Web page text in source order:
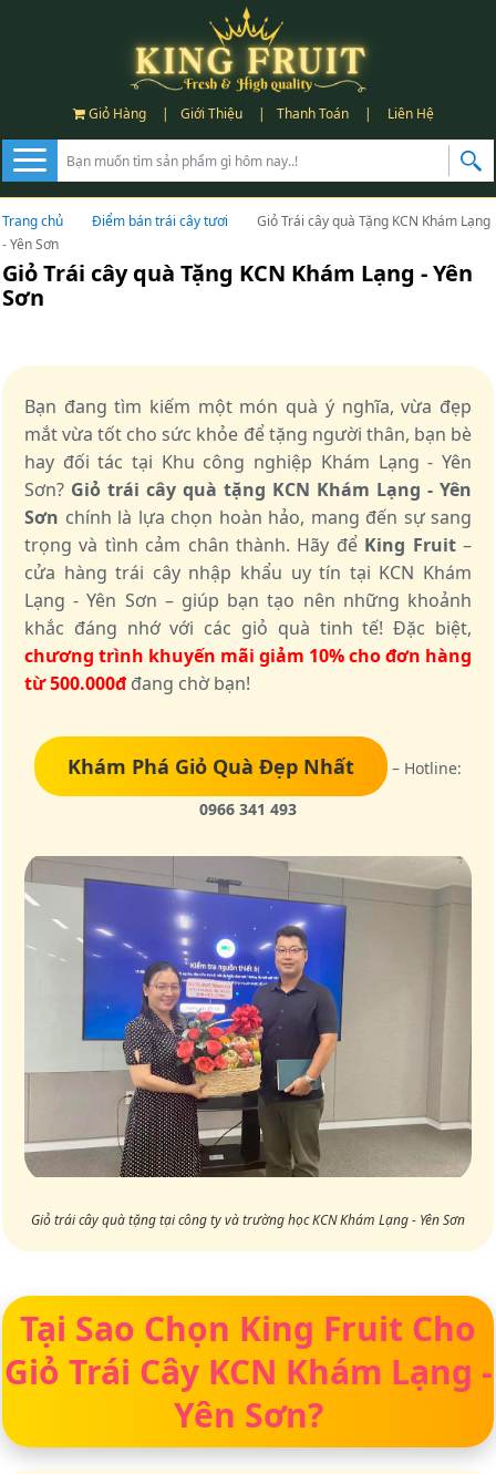
Giỏ Hàng | Giới Thiệu | Thanh Toán | Liên Hệ
Trang chủ Điểm bán trái cây tươi
Giỏ Trái cây quà Tặng KCN Khám Lạng
- Yên Sơn
Giỏ Trái cây quà Tặng KCN Khám Lạng - Yên
Sơn
Bạn đang tìm kiếm một món quà ý nghĩa, vừa đẹp
mắt vừa tốt cho sức khỏe để tặng người thân, bạn bè
hay đối tác tại Khu công nghiệp Khám Lạng - Yên
Sơn? Giỏ trái cây quà tặng KCN Khám Lạng - Yên
Sơn chính là lựa chọn hoàn hảo, mang đến sự sang
trọng và tình cảm chân thành. Hãy để King Fruit–
cửa hàng trái cây nhập khẩu uy tín tại KCN Khám
Lạng - Yên Sơn – giúp bạn tạo nên những khoảnh
khắc đáng nhớ với các giỏ quà tinh tế! Đặc biệt,
chương trình khuyến mãi giảm 10% cho đơn hàng
từ 500.000đđang chờ bạn!
Khám Phá Giỏ Quà Đẹp Nhất
– Hotline:
0966 341 493
Giỏ trái cây quà tặng tại công ty và trường học KCN Khám Lạng - Yên Sơn
Tại Sao Chọn King Fruit Cho
Giỏ Trái Cây KCN Khám Lạng -
Yên Sơn?